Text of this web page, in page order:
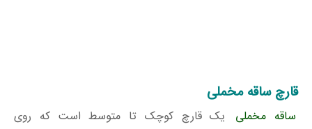
قارچ ساقه مخملی
ساقه مخملی
یک قارچ کوچک تا متوسط ​​است که روی